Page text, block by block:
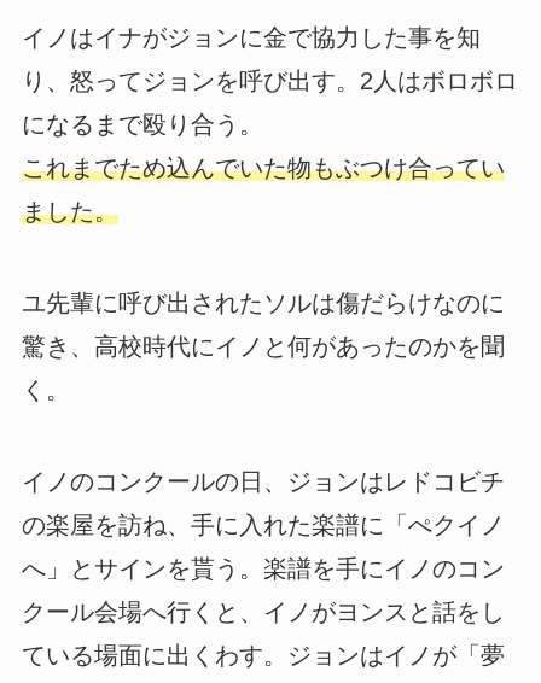
イノはイナがジョンに金で協力した事を知
り、怒ってジョンを呼び出す。2人はボロボロ
になるまで殴り合う。
これまでため込んでいた物もぶつけ合ってい
ました。
ユ先輩に呼び出されたソルは傷だらけなのに
驚き、高校時代にイノと何があったのかを聞
く。
イノのコンクールの日、ジョンはレドコビチ
の楽屋を訪ね、手に入れた楽譜に「ぺクイノ
へ」とサインを貰う。楽譜を手にイノのコン
クール会場へ行くと、イノがヨンスと話をし
ている場面に出くわす。ジョンはイノが「夢